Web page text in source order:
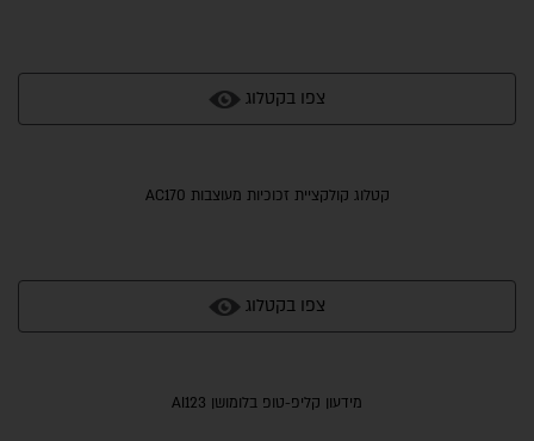
צפו בקטלוג
קטלוג קולקציית זכוכיות מעוצבות AC170
צפו בקטלוג
מידעון קליפ-טופ בלומושן AI123